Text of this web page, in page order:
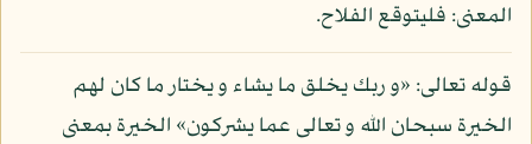
المعنى: فليتوقع الفلاح.
قوله تعالى: «و ربك يخلق ما يشاء و يختار ما كان لهم
الخيرة سبحان الله و تعالى عما يشركون» الخيرة بمعنى